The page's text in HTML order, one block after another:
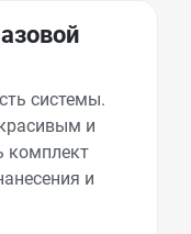
системы.
и
комплект
и